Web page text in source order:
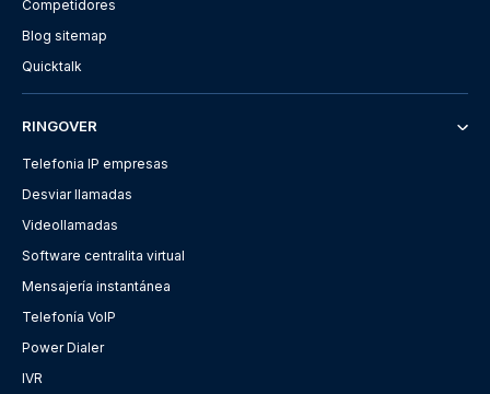
Competidores
Blog sitemap
Quicktalk
RINGOVER
Telefonia IP empresas
Desviar llamadas
Videollamadas
Software centralita virtual
Mensajería instantánea
Telefonía VoIP
Power Dialer
IVR